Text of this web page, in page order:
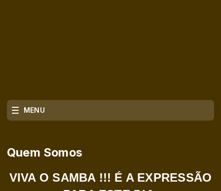
MENU
Quem Somos
VIVA O SAMBA !!! É A EXPRESSÃO